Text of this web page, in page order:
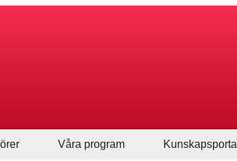
Våra program Kunskapsportal